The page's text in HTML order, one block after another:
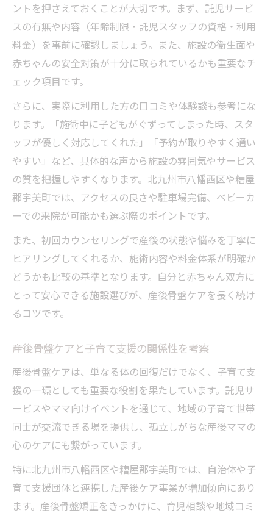
ントを押さえておくことが大切です。まず、託児サービ
スの有無や内容（年齢制限・託児スタッフの資格・利用
料金）を事前に確認しましょう。また、施設の衛生面や
赤ちゃんの安全対策が十分に取られているかも重要なチ
ェック項目です。
さらに、実際に利用した方の口コミや体験談も参考にな
ります。「施術中に子どもがぐずってしまった時、スタ
ッフが優しく対応してくれた」「予約が取りやすく通い
やすい」など、具体的な声から施設の雰囲気やサービス
の質を把握しやすくなります。北九州市八幡西区や糟屋
郡宇美町では、アクセスの良さや駐車場完備、ベビーカ
ーでの来院が可能かも選ぶ際のポイントです。
また、初回カウンセリングで産後の状態や悩みを丁寧に
ヒアリングしてくれるか、施術内容や料金体系が明確か
どうかも比較の基準となります。自分と赤ちゃん双方に
とって安心できる施設選びが、産後骨盤ケアを長く続け
るコツです。
産後骨盤ケアと子育て支援の関係性を考察
産後骨盤ケアは、単なる体の回復だけでなく、子育て支
援の一環としても重要な役割を果たしています。託児サ
ービスやママ向けイベントを通じて、地域の子育て世帯
同士が交流できる場を提供し、孤立しがちな産後ママの
心のケアにも繋がっています。
特に北九州市八幡西区や糟屋郡宇美町では、自治体や子
育て支援団体と連携した産後ケア事業が増加傾向にあり
ます。産後骨盤矯正をきっかけに、育児相談や地域コミ